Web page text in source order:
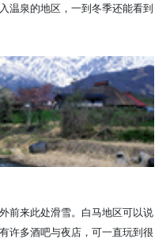
温泉的地区，一到冬季还能看到
前来此处滑雪。白马地区可以说
许多酒吧与夜店，可一直玩到很